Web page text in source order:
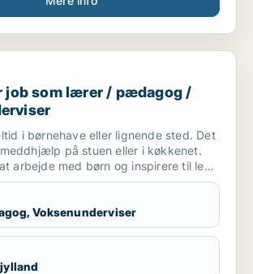
som lærer / pædagog / voksenunderviser
job som lærer / pædagog /
i børnehave eller lignende sted. Det
på stuen eller i køkkenet.
arbejde med børn og inspirere til leg
Og at indgå i samarbejde
optimalt miljø for børnene ..og
praktiske præcise opgaver har jeg
Voksenunderviser